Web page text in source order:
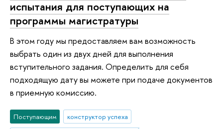
испытания для поступающих на
программы магистратуры
В этом году мы предоставляем вам возможность
выбрать один из двух дней для выполнения
вступительного задания. Определить для себя
подходящую дату вы можете при подаче документов
в приемную комиссию.
Поступающим
конструктор успеха